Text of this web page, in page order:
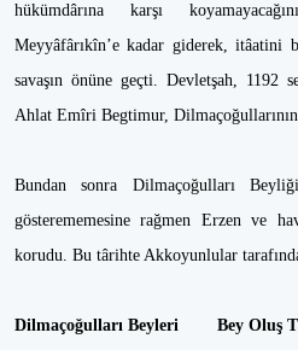
hükümdârına karşı
Meyyâfârıkîn’e kadar giderek, itâatini
savaşın önüne geçti. Devletşah, 1192
Ahlat Emîri Begtimur,
Bundan sonra Dilmaçoğulları
gösterememesine rağmen Erzen ve
korudu. Bu târihte Akkoyunlular
Dilmaçoğulları Beyleri Bey Oluş